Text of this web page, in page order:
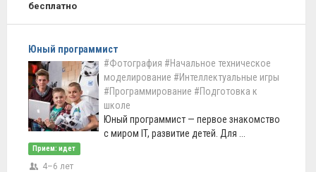
бесплатно
Юный программист
#Фотография #Начальное техническое
моделирование #Интеллектуальные игры
#Программирование #Подготовка к
школе
Юный программист — первое знакомство
с миром IT, развитие детей. Для ...
Прием: идет
4–6 лет